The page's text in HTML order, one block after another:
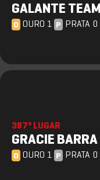
GALANTE TEAM
O OURO 1 P PRATA 0
387º LUGAR
GRACIE
O OURO 1 P PRATA 0